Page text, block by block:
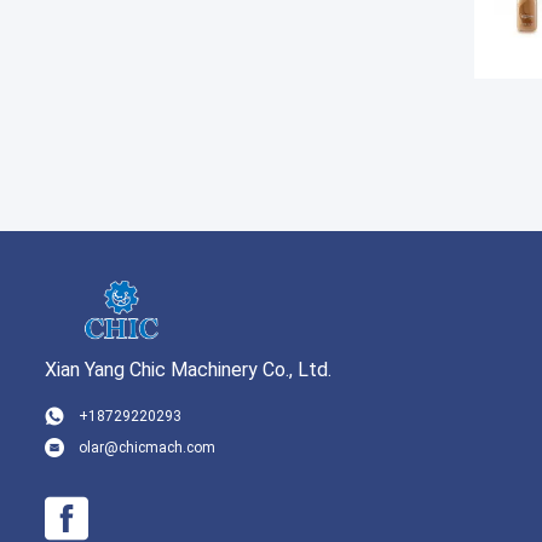
Xian Yang Chic Machinery Co., Ltd.
+18729220293
olar@chicmach.com